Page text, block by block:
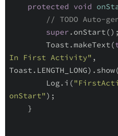
protected void
// TODO Auto-
super .onStart();
Toast.makeText(
In First Activity" ,
Log.i(
onStart" );
}